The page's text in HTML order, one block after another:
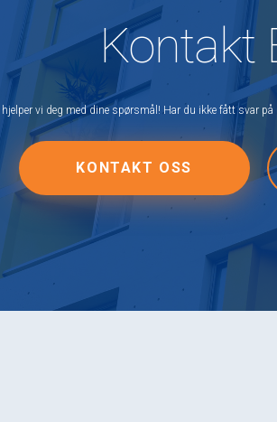
Kontakt
vi deg med dine spørsmål! Har du ikke fått svar
KONTAKT OSS